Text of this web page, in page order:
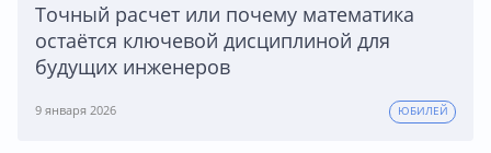
Точный расчет или почему математика
остаётся ключевой дисциплиной для
будущих инженеров
9 января 2026 ЮБИЛЕЙ